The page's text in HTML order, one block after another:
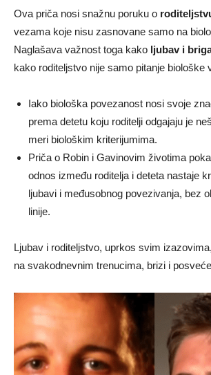
Ova priča nosi snažnu poruku o
vezama koje nisu zasnovane samo na
Naglašava važnost toga kako ljubav i
kako roditeljstvo nije samo pitanje biološke
Iako biološka povezanost nosi svoje
prema detetu koju roditelji odgajaju je
meri biološkim kriterijumima.
Priča o Robin i Gavinovim životima
odnos između roditelja i deteta nastaje
ljubavi i međusobnog povezivanja, bez
linije.
Ljubav i roditeljstvo, uprkos svim
na svakodnevnim trenucima, brizi i